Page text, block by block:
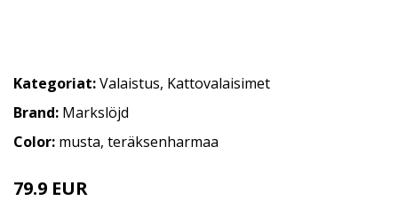
Kategoriat:Valaistus, Kattovalaisimet
Brand: Markslöjd
Color: musta, teräksenharmaa
79.9 EUR